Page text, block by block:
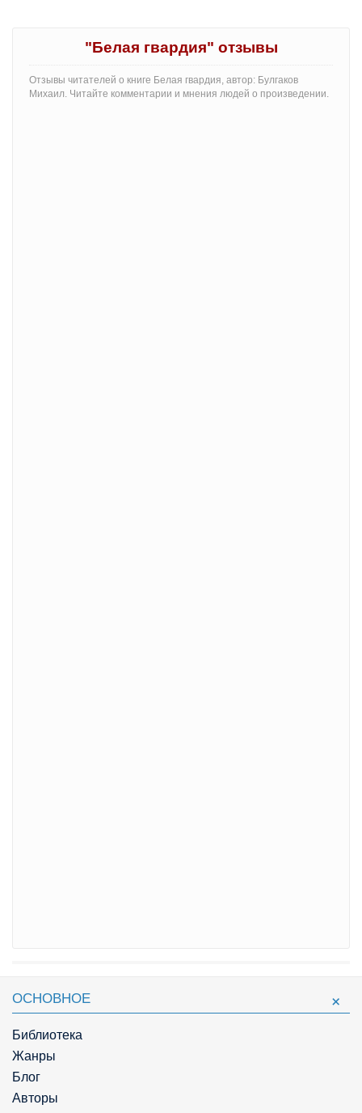
"Белая гвардия" отзывы
Отзывы читателей о книге Белая гвардия, автор: Булгаков
Михаил. Читайте комментарии и мнения людей о произведении.
ОСНОВНОЕ
Библиотека
Жанры
Блог
Авторы